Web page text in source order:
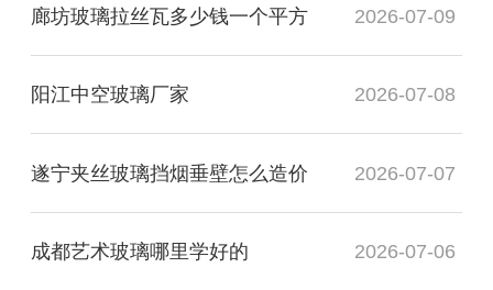
廊坊玻璃拉丝瓦多少钱一个平方 2026-07-09
阳江中空玻璃厂家 2026-07-08
遂宁夹丝玻璃挡烟垂壁怎么造价 2026-07-07
成都艺术玻璃哪里学好的 2026-07-06